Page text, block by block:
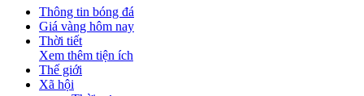
Thông tin bóng đá
Giá vàng hôm nay
Thời tiết
Xem thêm tiện ích
Thế giới
Xã hội